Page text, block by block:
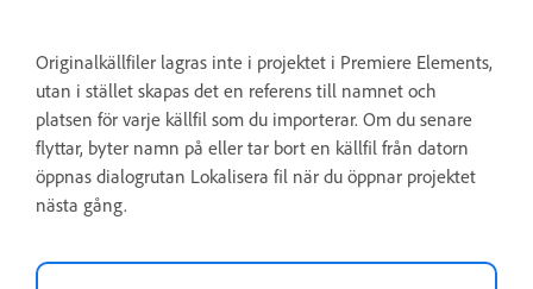
Originalkällfiler lagras inte i projektet i Premiere Elements,
utan i stället skapas det en referens till namnet och
platsen för varje källfil som du importerar. Om du senare
flyttar, byter namn på eller tar bort en källfil från datorn
öppnas dialogrutan Lokalisera fil när du öppnar projektet
nästa gång.